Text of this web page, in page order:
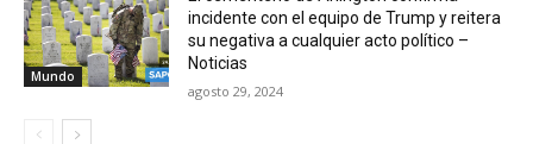
Mundo
incidente con el equipo de Trump y reitera
su negativa a cualquier acto político –
Noticias
agosto 29, 2024